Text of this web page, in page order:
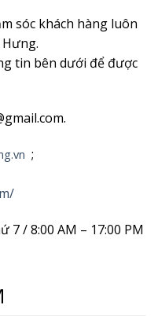
sóc khách hàng luôn
tin bên dưới để được
;
7 / 8:00 AM – 17:00 PM